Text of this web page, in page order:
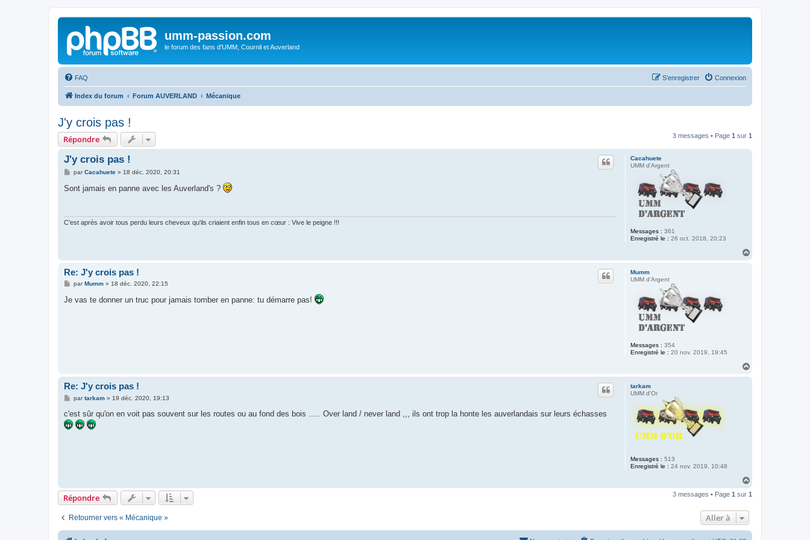
umm-passion.com
le forum des fans d'UMM, Cournil et Auverland
FAQ Connexion
S’enregistrer
Index du forum Forum AUVERLAND Mécanique
J'y crois pas !
Répondre 3 messages • Page 1 sur 1
Cacahuete
UMM d'Argent
Messages : 361
Enregistré le : 26 oct. 2018, 20:23
J'y crois pas !
M
s
s
parCacahuete» 18 déc. 2020, 20:31
Sont jamais en panne avec les Auverland's ?
C'est après avoir tous perdu leurs cheveux qu'ils criaient enfin tous en cœur : Vive le peigne !!!
Mumm
UMM d'Argent
Messages : 354
Enregistré le : 20 nov. 2019, 19:45
Re: J'y crois pas !
M
s
s
parMumm» 18 déc. 2020, 22:15
Je vas te donner un truc pour jamais tomber en panne: tu démarre pas!
tarkam
UMM d'Or
Messages : 513
Enregistré le : 24 nov. 2019, 10:48
Re: J'y crois pas !
M
s
s
a
partarkam» 19 déc. 2020, 19:13
c'est sûr qu'on en voit pas souvent sur les routes ou au fond des bois ..... Over land / never land ,,, ils ont trop la honte les auverlandais sur leurs échasses
u
Répondre 3 messages • Page 1 sur 1
Retourner vers « Mécanique » Aller à